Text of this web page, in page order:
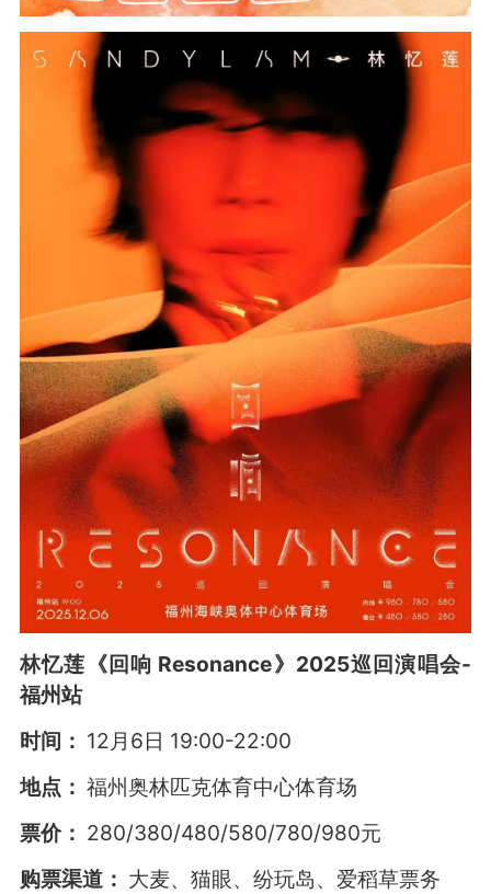
林忆莲《回响 Resonance》2025巡回演唱会-
福州站
时间： 12月6日 19:00-22:00
地点： 福州奥林匹克体育中心体育场
票价： 280/380/480/580/780/980元
购票渠道： 大麦、猫眼、纷玩岛、爱稻草票务